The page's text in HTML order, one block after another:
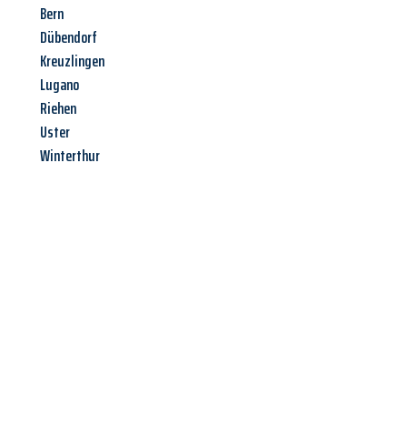
Bern
Dübendorf
Kreuzlingen
Lugano
Riehen
Uster
Winterthur